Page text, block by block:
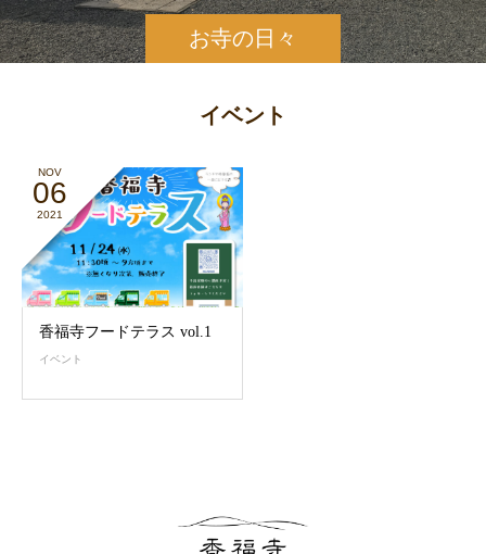
お寺の日々
イベント
NOV
06
2021
香福寺フードテラス vol.1
イベント